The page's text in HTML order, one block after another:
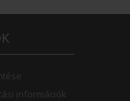
információk